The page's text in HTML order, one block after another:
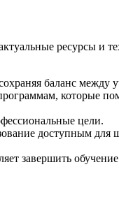
ресурсы и
баланс между
которые
цели.
доступным для
завершить